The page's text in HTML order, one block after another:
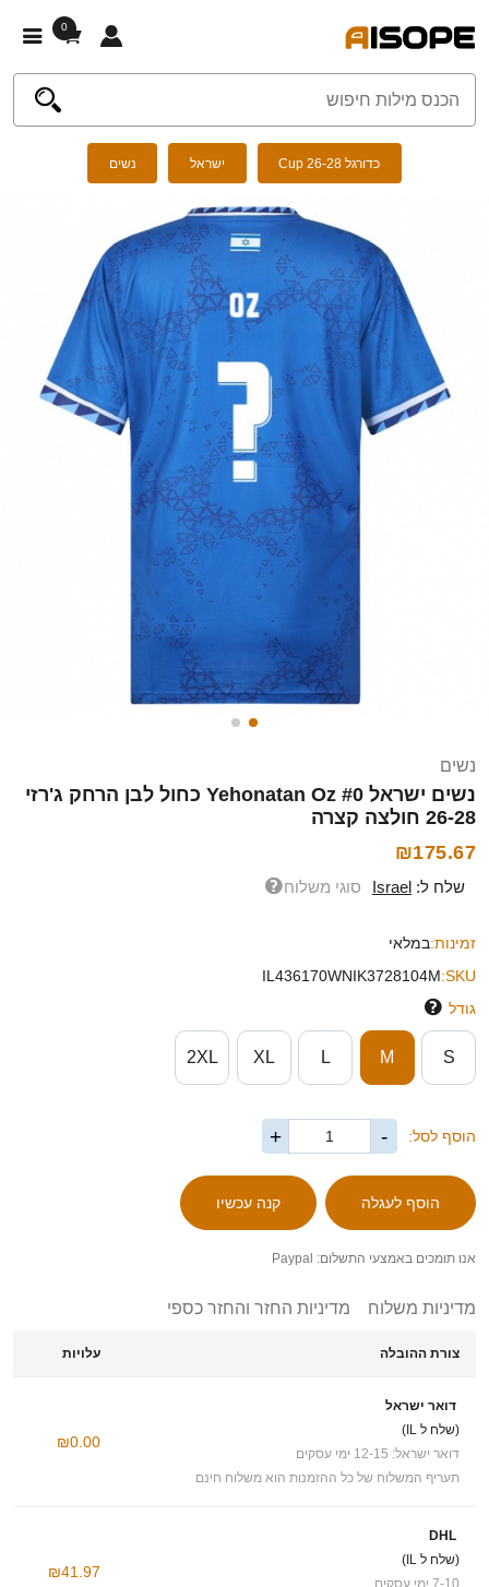
0
כדורגל Cup 26-28 ישראל נשים
נשים
נשים ישראל Yehonatan Oz #0 כחול לבן הרחק ג'רזי
26-28 חולצה קצרה
₪175.67
שלח ל: Israel סוגי משלוח
זמינות:במלאי
SKU:
IL436170WNIK3728104M
גודל
S
M
L
XL
2XL
הוסף לסל: -
+
אנו תומכים באמצעי התשלום: Paypal
מדיניות משלוח מדיניות החזר והחזר כספי
צורת ההובלה עלויות
דואר ישראל
(שלח ל IL)
דואר ישראל: 12-15 ימי עסקים
תעריף המשלוח של כל ההזמנות הוא משלוח חינם
₪0.00
DHL
(שלח ל IL)
₪41.97